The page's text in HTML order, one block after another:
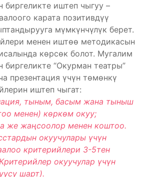
биргеликте иштеп чыгуу –
карата позитивдүү
мүмкүнчүлүк берет.
менен иштөө методикасын
көрсөк болот. Мугалим
биргеликте “Окурман театры”
презентация үчүн төмөнкү
иштеп чыгат:
тыным, басым жана тыныш
менен) көркөм окуу;
же жаңсоолор менен коштоо.
окуучулары үчүн
критерийлери 3-5тен
окуучулар үчүн
шарт).